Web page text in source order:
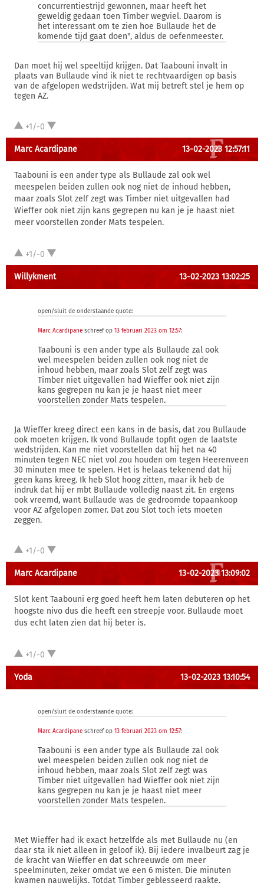
concurrentiestrijd gewonnen, maar heeft het
geweldig gedaan toen Timber wegviel. Daarom is
het interessant om te zien hoe Bullaude het de
komende tijd gaat doen", aldus de oefenmeester.
Dan moet hij wel speeltijd krijgen. Dat Taabouni invalt in
plaats van Bullaude vind ik niet te rechtvaardigen op basis
van de afgelopen wedstrijden. Wat mij betreft stel je hem op
tegen AZ.
+1/-0
Marc Acardipane 13-02-2023 12:57:11
Taabouni is een ander type als Bullaude zal ook wel
meespelen beiden zullen ook nog niet de inhoud hebben,
maar zoals Slot zelf zegt was Timber niet uitgevallen had
Wieffer ook niet zijn kans gegrepen nu kan je je haast niet
meer voorstellen zonder Mats tespelen.
+1/-0
Willykment 13-02-2023 13:02:25
open/sluit de onderstaande quote:
Marc Acardipane schreef op 13 februari 2023 om 12:57:
Taabouni is een ander type als Bullaude zal ook
wel meespelen beiden zullen ook nog niet de
inhoud hebben, maar zoals Slot zelf zegt was
Timber niet uitgevallen had Wieffer ook niet zijn
kans gegrepen nu kan je je haast niet meer
voorstellen zonder Mats tespelen.
Ja Wieffer kreeg direct een kans in de basis, dat zou Bullaude
ook moeten krijgen. Ik vond Bullaude topfit ogen de laatste
wedstrijden. Kan me niet voorstellen dat hij het na 40
minuten tegen NEC niet vol zou houden om tegen Heerenveen
30 minuten mee te spelen. Het is helaas tekenend dat hij
geen kans kreeg. Ik heb Slot hoog zitten, maar ik heb de
indruk dat hij er mbt Bullaude volledig naast zit. En ergens
ook vreemd, want Bullaude was de gedroomde topaankoop
voor AZ afgelopen zomer. Dat zou Slot toch iets moeten
zeggen.
+1/-0
Marc Acardipane 13-02-2023 13:09:02
Slot kent Taabouni erg goed heeft hem laten debuteren op het
hoogste nivo dus die heeft een streepje voor. Bullaude moet
dus echt laten zien dat hij beter is.
+1/-0
Yoda 13-02-2023 13:10:54
open/sluit de onderstaande quote:
Marc Acardipane schreef op 13 februari 2023 om 12:57:
Taabouni is een ander type als Bullaude zal ook
wel meespelen beiden zullen ook nog niet de
inhoud hebben, maar zoals Slot zelf zegt was
Timber niet uitgevallen had Wieffer ook niet zijn
kans gegrepen nu kan je je haast niet meer
voorstellen zonder Mats tespelen.
Met Wieffer had ik exact hetzelfde als met Bullaude nu (en
daar sta ik niet alleen in geloof ik). Bij iedere invalbeurt zag je
de kracht van Wieffer en dat schreeuwde om meer
speelminuten, zeker omdat we een 6 misten. Die minuten
kwamen nauwelijks. Totdat Timber geblesseerd raakte.